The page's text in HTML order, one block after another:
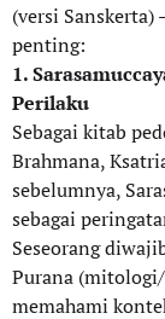
(versi
penting:
1.
Perilaku
Sebagai kitab
Brahmana,
sebelumnya,
sebagai
Seseorang
Purana
memahami